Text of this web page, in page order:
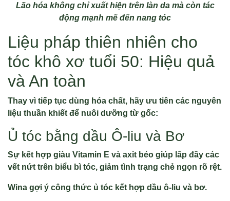
Lão hóa không chỉ xuất hiện trên làn da mà còn tác
động mạnh mẽ đến nang tóc
Liệu pháp thiên nhiên cho
tóc khô xơ tuổi 50: Hiệu quả
và An toàn
Thay vì tiếp tục dùng hóa chất, hãy ưu tiên các nguyên
liệu thuần khiết để nuôi dưỡng từ gốc:
Ủ tóc bằng dầu Ô-liu và Bơ
Sự kết hợp giàu Vitamin E và axit béo giúp lấp đầy các
vết nứt trên biểu bì tóc, giảm tình trạng chẻ ngọn rõ rệt.
Wina gợi ý công thức ủ tóc kết hợp dầu ô-liu và bơ.